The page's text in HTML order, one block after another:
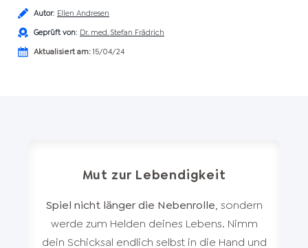
Autor: Ellen Andresen
Geprüft von: Dr. med. Stefan Frädrich
Aktualisiert am: 15/04/24
Mut zur Lebendigkeit
Spiel nicht länger die Nebenrolle, sondern
werde zum Helden deines Lebens. Nimm
dein Schicksal endlich selbst in die Hand und